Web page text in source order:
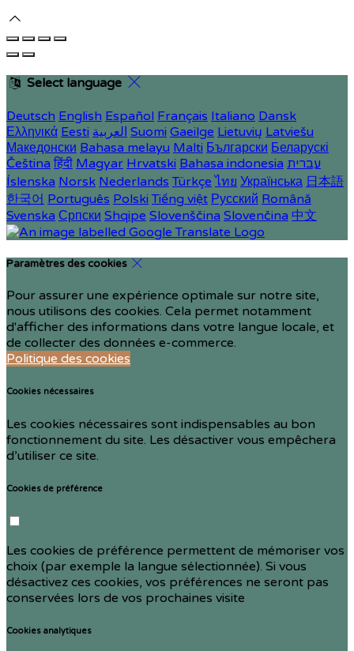
Select language
Deutsch English Español Français Italiano Dansk
Ελληνικά Eesti العربية Suomi Gaeilge Lietuvių Latviešu
Македонски Bahasa melayu Malti Български Беларускі
Čeština हिंदी Magyar Hrvatski Bahasa indonesia עברית
Íslenska Norsk Nederlands Türkçe ไทย Українська 日本語
한국어 Português Polski Tiếng việt Русский Română
Svenska Српски Shqipe Slovenščina Slovenčina 中文
Paramètres des cookies
Pour assurer une expérience optimale sur notre site,
nous utilisons des cookies. Cela permet notamment
d'afficher des informations dans votre langue locale, et
de collecter des données e-commerce.
Politique des cookies
Cookies nécessaires
Les cookies nécessaires sont indispensables au bon
fonctionnement du site. Les désactiver vous empêchera
d’utiliser ce site.
Cookies de préférence
Les cookies de préférence permettent de mémoriser vos
choix (par exemple la langue sélectionnée). Si vous
désactivez ces cookies, vos préférences ne seront pas
conservées lors de vos prochaines visite
Cookies analytiques